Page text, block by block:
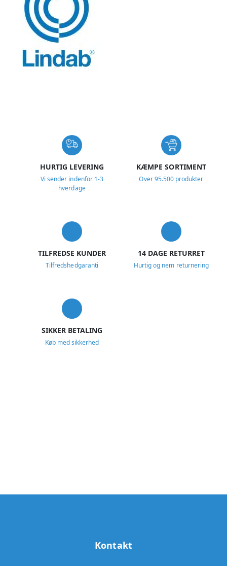
HURTIG LEVERING
Vi sender indenfor 1-3
hverdage
KÆMPE SORTIMENT
Over 95.500 produkter
TILFREDSE KUNDER
Tilfredshedgaranti
14 DAGE RETURRET
Hurtig og nem returnering
SIKKER BETALING
Køb med sikkerhed
Kontakt